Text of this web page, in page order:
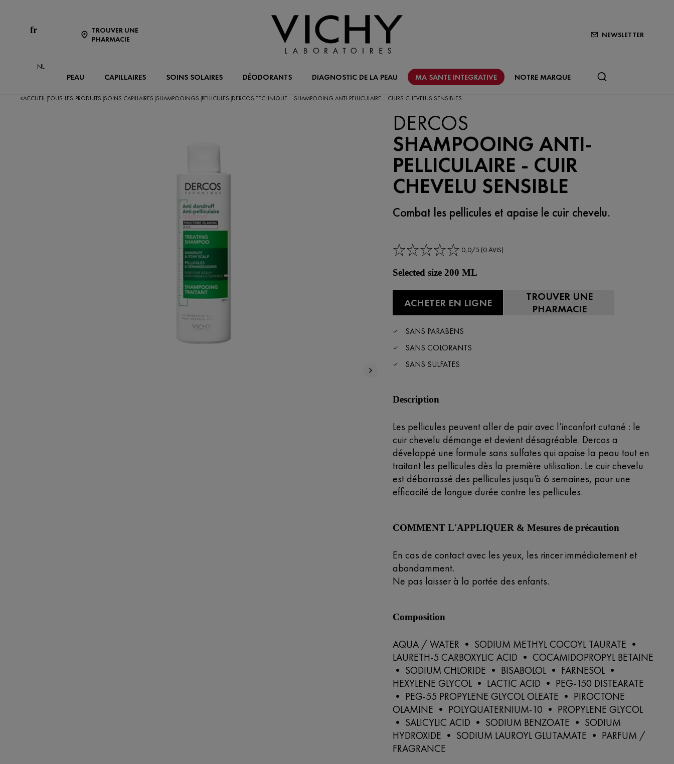
fr
NL
TROUVER UNE
PHARMACIE
NEWSLETTER
PEAU CAPILLAIRES SOINS SOLAIRES DÉODORANTS DIAGNOSTIC DE LA PEAU MA SANTE INTEGRATIVE NOTRE MARQUE
ACCUEIL TOUS-LES-PRODUITS SOINS CAPILLAIRES SHAMPOOINGS PELLICULES DERCOS TECHNIQUE – SHAMPOOING ANTI-PELLICULAIRE – CUIRS CHEVELUS SENSIBLES
DERCOS
SHAMPOOING ANTI-
PELLICULAIRE - CUIR
CHEVELU SENSIBLE
Combat les pellicules et apaise le cuir chevelu.
0,0/5 (0 AVIS)
Selected size 200 ML
ACHETER EN LIGNE
TROUVER UNE
PHARMACIE
SANS PARABENS
SANS COLORANTS
SANS SULFATES
Description
Les pellicules peuvent aller de pair avec l’inconfort cutané : le
cuir chevelu démange et devient désagréable. Dercos a
développé une formule sans sulfates qui apaise la peau tout en
traitant les pellicules dès la première utilisation. Le cuir chevelu
est débarrassé des pellicules jusqu’à 6 semaines, pour une
efficacité de longue durée contre les pellicules.
COMMENT L'APPLIQUER & Mesures de précaution
En cas de contact avec les yeux, les rincer immédiatement et
abondamment.
Ne pas laisser à la portée des enfants.
Composition
AQUA / WATER • SODIUM METHYL COCOYL TAURATE •
LAURETH-5 CARBOXYLIC ACID • COCAMIDOPROPYL BETAINE
• SODIUM CHLORIDE • BISABOLOL • FARNESOL •
HEXYLENE GLYCOL • LACTIC ACID • PEG-150 DISTEARATE
• PEG-55 PROPYLENE GLYCOL OLEATE • PIROCTONE
OLAMINE • POLYQUATERNIUM-10 • PROPYLENE GLYCOL
• SALICYLIC ACID • SODIUM BENZOATE • SODIUM
HYDROXIDE • SODIUM LAUROYL GLUTAMATE • PARFUM /
FRAGRANCE